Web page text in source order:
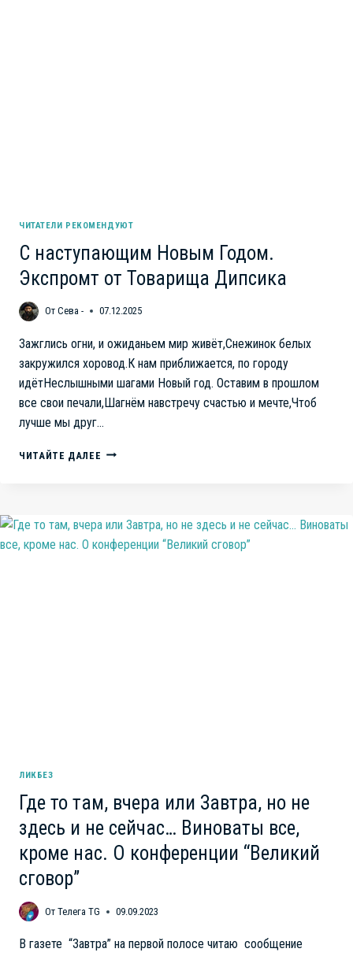
ЧИТАТЕЛИ РЕКОМЕНДУЮТ
С наступающим Новым Годом.
Экспромт от Товарища Дипсика
От Сева - 07.12.2025
Зажглись огни, и ожиданьем мир живёт,Снежинок белых
закружился хоровод.К нам приближается, по городу
идётНеслышными шагами Новый год. Оставим в прошлом
все свои печали,Шагнём навстречу счастью и мечте,Чтоб
лучше мы друг…
ЧИТАЙТЕ ДАЛЕЕ С
ОТ
ТОВАРИЩА
ЛИКБЕЗ
Где то там, вчера или Завтра, но не
здесь и не сейчас… Виноваты все,
кроме нас. О конференции “Великий
сговор”
От Телега TG 09.09.2023
В газете “Завтра” на первой полосе читаю сообщение